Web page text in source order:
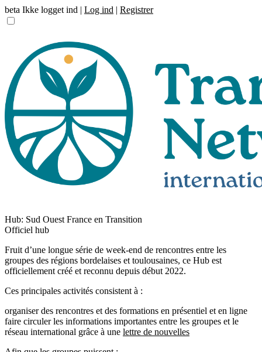
beta Ikke logget ind | Log ind | Registrer
Hub: Sud Ouest France en Transition
Officiel hub
Fruit d’une longue série de week-end de rencontres entre les
groupes des régions bordelaises et toulousaines, ce Hub est
officiellement créé et reconnu depuis début 2022.
Ces principales activités consistent à :
organiser des rencontres et des formations en présentiel et en ligne
faire circuler les informations importantes entre les groupes et le
réseau international grâce à une lettre de nouvelles